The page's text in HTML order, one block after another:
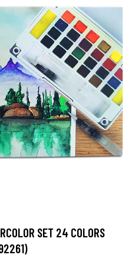
SET 24 COLORS